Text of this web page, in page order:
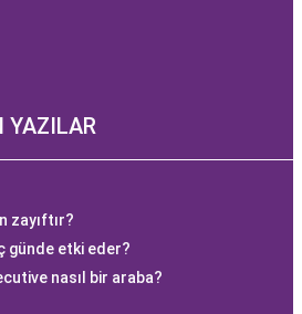
YAZILAR
zayıftır?
günde etki eder?
nasıl bir araba?